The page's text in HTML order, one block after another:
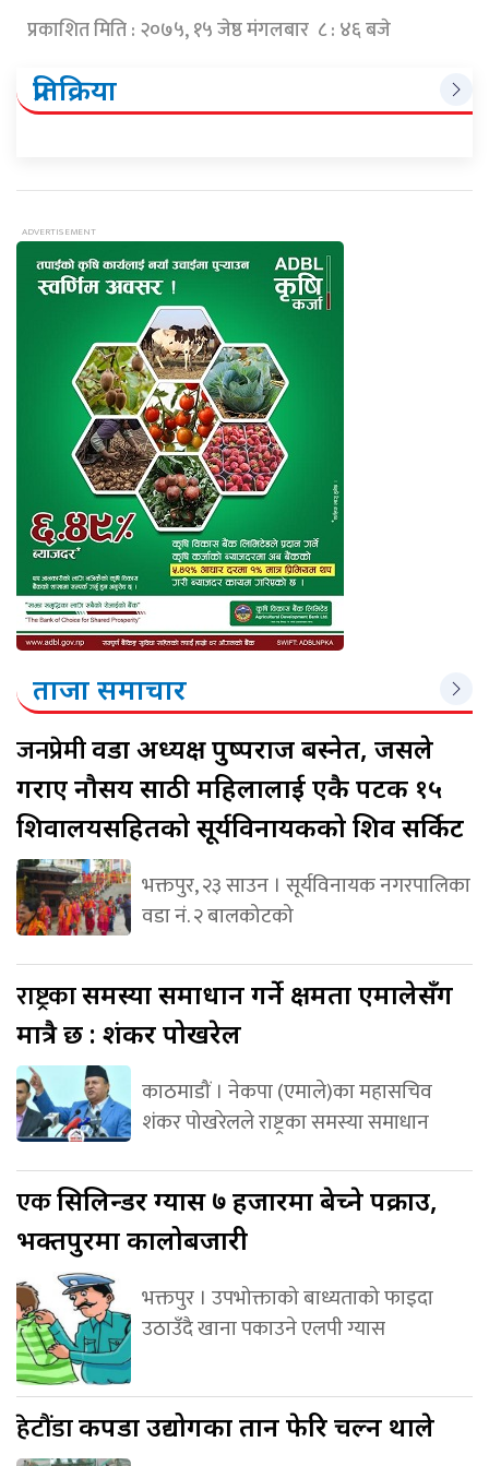
प्रकाशित मिति : २०७५, १५ जेष्ठ मंगलबार ८ : ४६ बजे
प्रतिक्रिया
ताजा समाचार
जनप्रेमीवडा अध्यक्ष पुष्पराज बस्नेत, जसले
गराए नौसय साठी महिलालाई एकै पटक १५
शिवालयसहितको सूर्यविनायकको शिव सर्किट
भक्तपुर, २३ साउन । सूर्यविनायक नगरपालिका
वडा नं. २ बालकोटको
राष्ट्रकासमस्या समाधान गर्ने क्षमता एमालेसँग
मात्रै छ : शंकर पोखरेल
काठमाडौं । नेकपा (एमाले)का महासचिव
शंकर पोखरेलले राष्ट्रका समस्या समाधान
एकसिलिन्डर ग्यास ७ हजारमा बेच्ने पक्राउ,
भक्तपुरमा कालोबजारी
भक्तपुर । उपभोक्ताको बाध्यताको फाइदा
उठाउँदै खाना पकाउने एलपी ग्यास
हेटौंडाकपडा उद्योगका तान फेरि चल्न थाले